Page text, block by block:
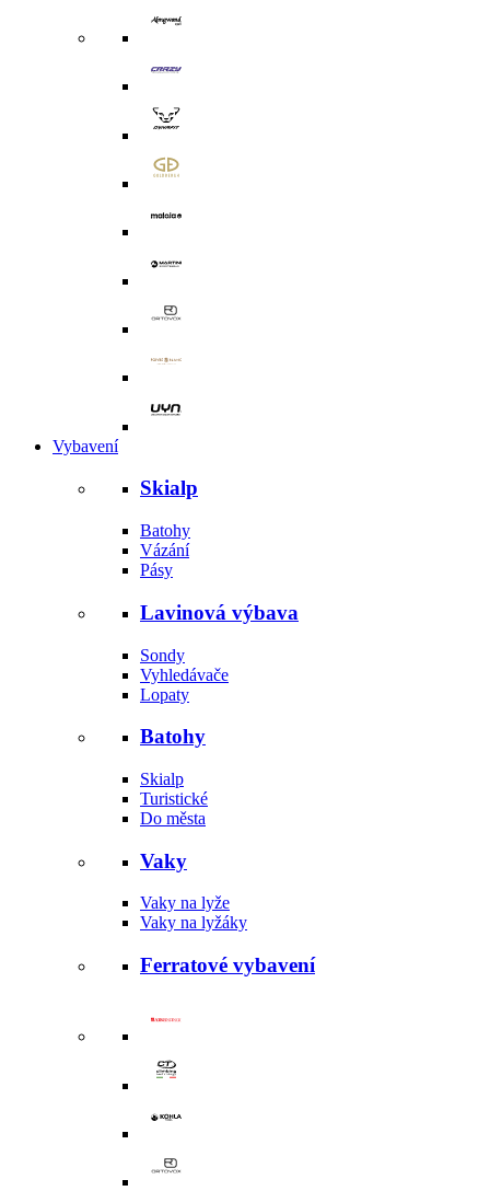
Vybavení
Skialp
Batohy
Vázání
Pásy
Lavinová výbava
Sondy
Vyhledávače
Lopaty
Batohy
Skialp
Turistické
Do města
Vaky
Vaky na lyže
Vaky na lyžáky
Ferratové vybavení